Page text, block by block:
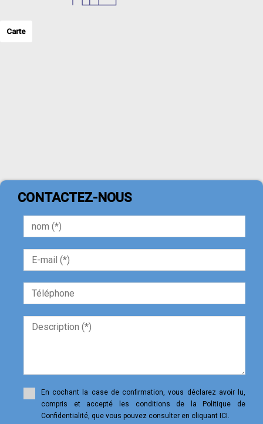
Carte
CONTACTEZ-NOUS
En cochant la case de confirmation, vous déclarez avoir lu,
compris et accepté les conditions de la Politique de
Confidentialité, que vous pouvez consulter en cliquant ICI.